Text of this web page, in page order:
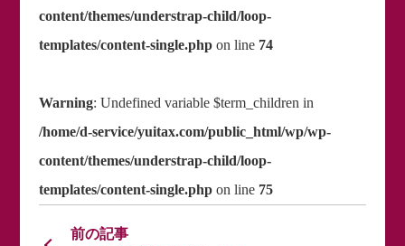
content/themes/understrap-child/loop-
templates/content-single.phpon line 74
Warning: Undefined variable $term_children in
/home/d-service/yuitax.com/public_html/wp/wp-
content/themes/understrap-child/loop-
templates/content-single.phpon line 75